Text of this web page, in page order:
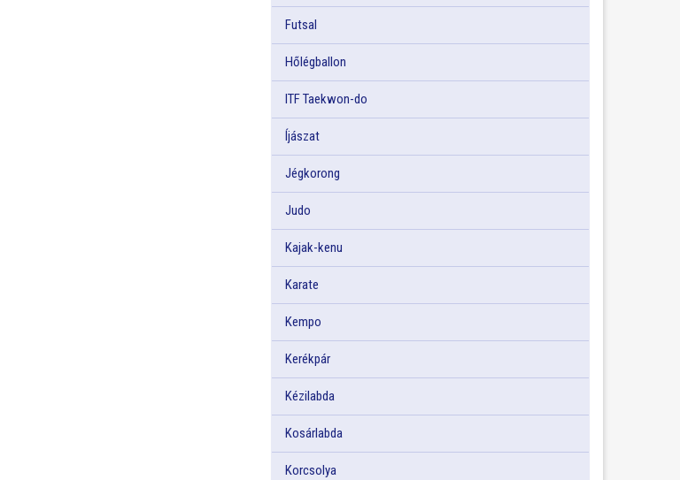
Futsal
Hőlégballon
ITF Taekwon-do
Íjászat
Jégkorong
Judo
Kajak-kenu
Karate
Kempo
Kerékpár
Kézilabda
Kosárlabda
Korcsolya